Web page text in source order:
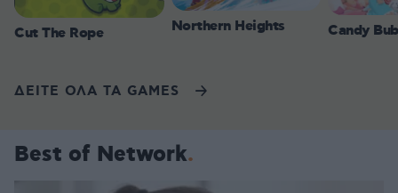
Cut The Rope Northern Heights Candy
ΔΕΙΤΕ ΟΛΑ ΤΑ GAMES
Best of Network